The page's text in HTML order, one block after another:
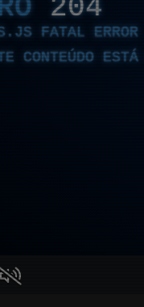
204
FATAL ERROR
CONTEÚDO